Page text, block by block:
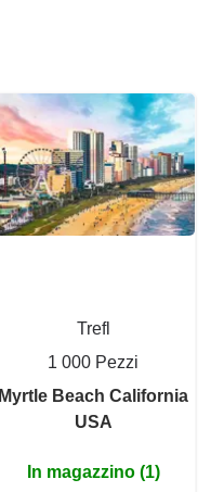
Trefl
1 000 Pezzi
Myrtle Beach California
USA
In magazzino (1)